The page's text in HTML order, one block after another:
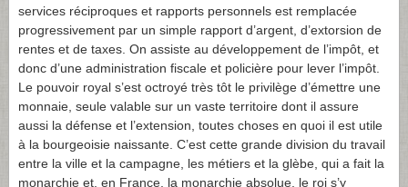
services réciproques et rapports personnels est remplacée
progressivement par un simple rapport d’argent, d’extorsion de
rentes et de taxes. On assiste au développement de l’impôt, et
donc d’une administration fiscale et policière pour lever l’impôt.
Le pouvoir royal s’est octroyé très tôt le privilège d’émettre une
monnaie, seule valable sur un vaste territoire dont il assure
aussi la défense et l’extension, toutes choses en quoi il est utile
à la bourgeoisie naissante. C’est cette grande division du travail
entre la ville et la campagne, les métiers et la glèbe, qui a fait la
monarchie et, en France, la monarchie absolue, le roi s’y